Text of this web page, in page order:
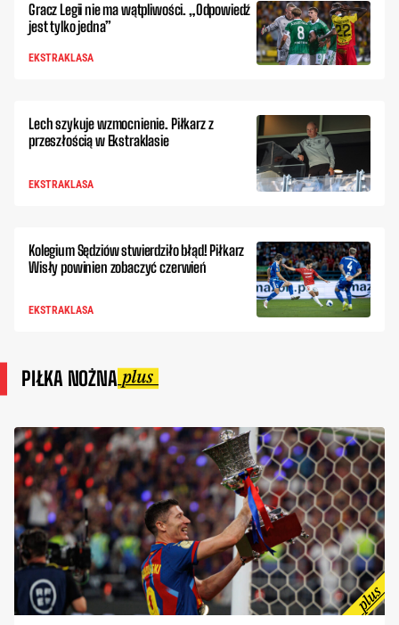
Gracz Legii nie ma wątpliwości. „Odpowiedź
jest tylko jedna”
EKSTRAKLASA
Lech szykuje wzmocnienie. Piłkarz z
przeszłością w Ekstraklasie
EKSTRAKLASA
Kolegium Sędziów stwierdziło błąd! Piłkarz
Wisły powinien zobaczyć czerwień
EKSTRAKLASA
PIŁKA NOŻNA